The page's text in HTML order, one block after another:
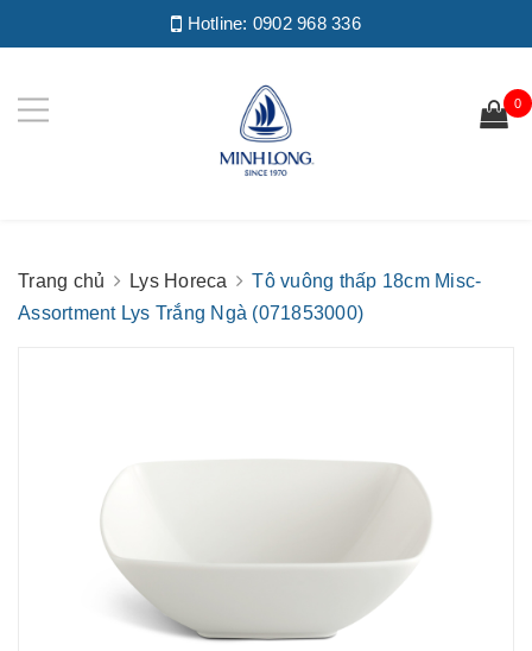
Hotline: 0902 968 336
0
Trang chủ Lys Horeca
Tô vuông thấp 18cm Misc-
Assortment Lys Trắng Ngà (071853000)